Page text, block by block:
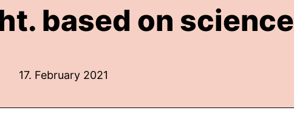
based on science
17. February 2021